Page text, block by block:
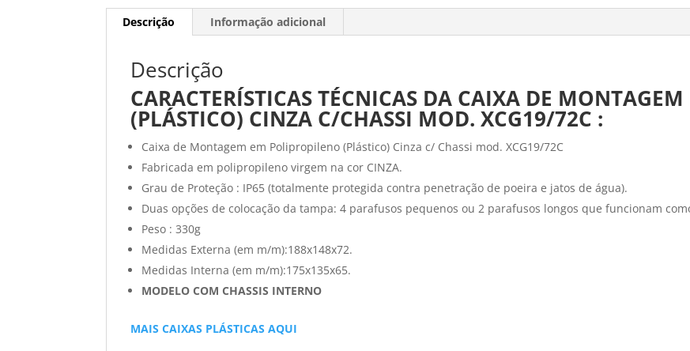
(FAB.
Descrição Informação adicional
Descrição
CARACTERÍSTICAS TÉCNICAS DA CAIXA DE
(PLÁSTICO) CINZA C/CHASSI MOD. XCG19/72C :
Caixa de Montagem em Polipropileno (Plástico) Cinza c/ Chassi mod. XCG19/72C
Fabricada em polipropileno virgem na cor CINZA.
Grau de Proteção : IP65 (totalmente protegida contra penetração de poeira e jatos de água).
Duas opções de colocação da tampa: 4 parafusos pequenos ou 2 parafusos longos que funcionam
Peso : 330g
Medidas Externa (em m/m):188x148x72.
Medidas Interna (em m/m):175x135x65.
MODELO COM CHASSIS INTERNO
MAIS CAIXAS PLÁSTICAS AQUI